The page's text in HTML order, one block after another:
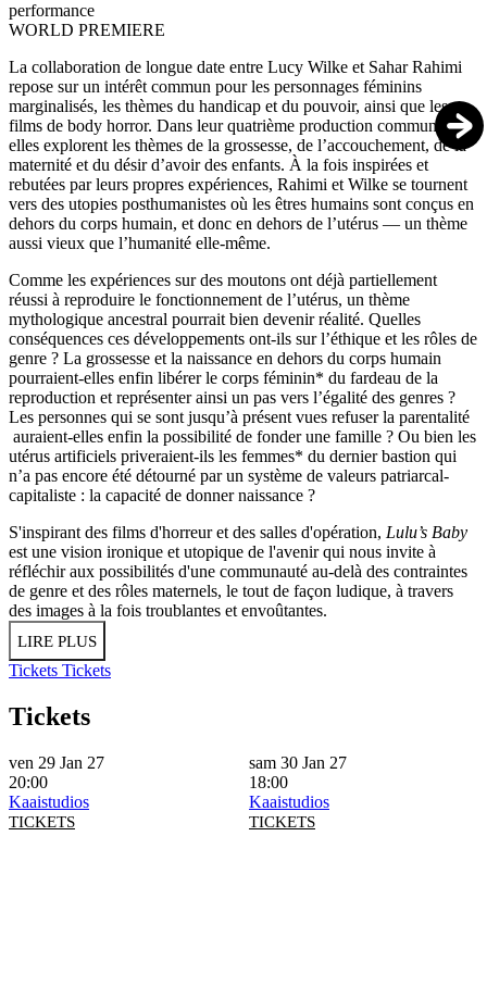
performance
WORLD PREMIERE
La collaboration de longue date entre Lucy Wilke et Sahar Rahimi
repose sur un intérêt commun pour les personnages féminins
marginalisés, les thèmes du handicap et du pouvoir, ainsi que les
films de body horror. Dans leur quatrième production commune,
elles explorent les thèmes de la grossesse, de l’accouchement, de la
maternité et du désir d’avoir des enfants. À la fois inspirées et
rebutées par leurs propres expériences, Rahimi et Wilke se tournent
vers des utopies posthumanistes où les êtres humains sont conçus en
dehors du corps humain, et donc en dehors de l’utérus — un thème
aussi vieux que l’humanité elle-même.
Comme les expériences sur des moutons ont déjà partiellement
réussi à reproduire le fonctionnement de l’utérus, un thème
mythologique ancestral pourrait bien devenir réalité. Quelles
conséquences ces développements ont-ils sur l’éthique et les rôles de
genre ? La grossesse et la naissance en dehors du corps humain
pourraient-elles enfin libérer le corps féminin* du fardeau de la
reproduction et représenter ainsi un pas vers l’égalité des genres ?
Les personnes qui se sont jusqu’à présent vues refuser la parentalité
auraient-elles enfin la possibilité de fonder une famille ? Ou bien les
utérus artificiels priveraient-ils les femmes* du dernier bastion qui
n’a pas encore été détourné par un système de valeurs patriarcal-
capitaliste : la capacité de donner naissance ?
S'inspirant des films d'horreur et des salles d'opération, Lulu’s Baby
est une vision ironique et utopique de l'avenir qui nous invite à
réfléchir aux possibilités d'une communauté au-delà des contraintes
de genre et des rôles maternels, le tout de façon ludique, à travers
des images à la fois troublantes et envoûtantes.
LIRE PLUS
Tickets Tickets
Tickets
ven 29 Jan 27
20:00
Kaaistudios
TICKETS
sam 30 Jan 27
18:00
Kaaistudios
TICKETS